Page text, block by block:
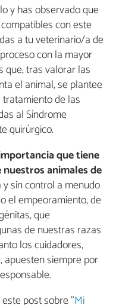
y has observado que
con este
a tu veterinario/a de
con la mayor
que, tras valorar las
el animal, se plantee
de las
al Síndrome
quirúrgico.
que tiene
animales de
sin control a menudo
el empeoramiento, de
que
de nuestras razas
los cuidadores,
apuesten siempre por
post sobre "Mi